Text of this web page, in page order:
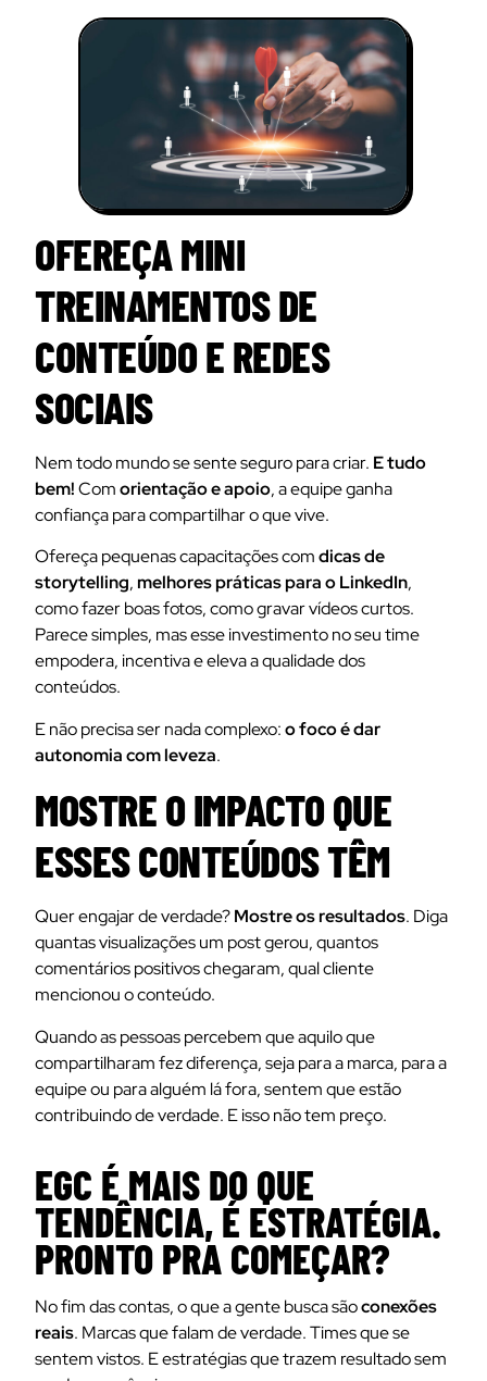
OFEREÇA MINI
TREINAMENTOS DE
CONTEÚDO E REDES
SOCIAIS
Nem todo mundo se sente seguro para criar. E tudo
bem!Comorientação e apoio, a equipe ganha
confiança para compartilhar o que vive.
Ofereça pequenas capacitações comdicas de
storytelling,melhores práticas para o LinkedIn,
como fazer boas fotos, como gravar vídeos curtos.
Parece simples, mas esse investimento no seu time
empodera, incentiva e eleva a qualidade dos
conteúdos.
E não precisa ser nada complexo:o foco é dar
autonomia com leveza.
MOSTRE O IMPACTO QUE
ESSES CONTEÚDOS TÊM
Quer engajar de verdade?Mostre os resultados. Diga
quantas visualizações um post gerou, quantos
comentários positivos chegaram, qual cliente
mencionou o conteúdo.
Quando as pessoas percebem que aquilo que
compartilharam fez diferença, seja para a marca, para a
equipe ou para alguém lá fora, sentem que estão
contribuindo de verdade. E isso não tem preço.
EGC É MAIS DO QUE
TENDÊNCIA, É ESTRATÉGIA.
PRONTO PRA COMEÇAR?
No fim das contas, o que a gente busca sãoconexões
reais. Marcas que falam de verdade. Times que se
sentem vistos. E estratégias que trazem resultado sem